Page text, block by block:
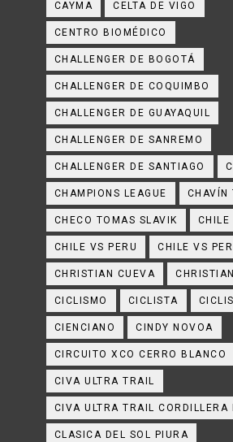
CAYMA CELTA DE VIGO
CENTRO BIOMÉDICO
CHALLENGER DE BOGOTÁ
CHALLENGER DE COQUIMBO
CHALLENGER DE GUAYAQUIL
CHALLENGER DE SANREMO
CHALLENGER DE SANTIAGO
CHAMPIONS LEAGUE CHAVÍN
CHECO TOMAS SLAVIK CHILE
CHILE VS PERU CHILE VS
CHRISTIAN CUEVA
CICLISMO CICLISTA
CIENCIANO CINDY NOVOA
CIRCUITO XCO CERRO BLANCO
CIVA ULTRA TRAIL
CIVA ULTRA TRAIL CORDILLERA
CLASICA DEL SOL PIURA